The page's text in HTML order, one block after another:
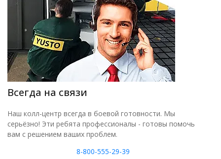
Всегда на связи
Наш колл-центр всегда в боевой готовности. Мы
серьёзно! Эти ребята профессионалы - готовы помочь
вам с решением ваших проблем.
8-800-555-29-39